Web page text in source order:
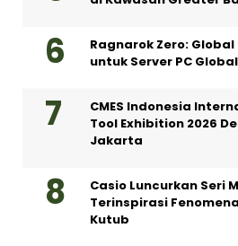
Ragnarok Zero:
untuk Server PC
CMES Indonesia
Tool Exhibition 2026
Jakarta
Casio Luncurkan Seri
Terinspirasi
Kutub